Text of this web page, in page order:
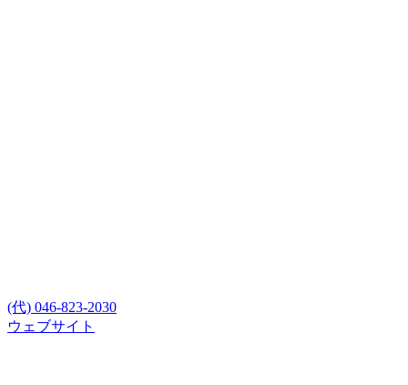
(代) 046-823-2030
ウェブサイト